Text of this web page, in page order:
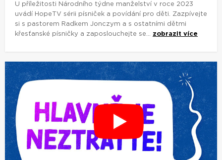
U příležitosti Národního týdne manželství v roce 2023
uvádí HopeTV sérii písniček a povídání pro děti. Zazpívejte
si s pastorem Radkem Jonczym a s ostatními dětmi
křesťanské písničky a zaposlouchejte se... zobrazit více